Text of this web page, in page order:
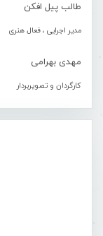
طالب پیل افکن
مدیر اجرایی ، فعال هنری
مهدی بهرامی
کارگردان و تصویربردار